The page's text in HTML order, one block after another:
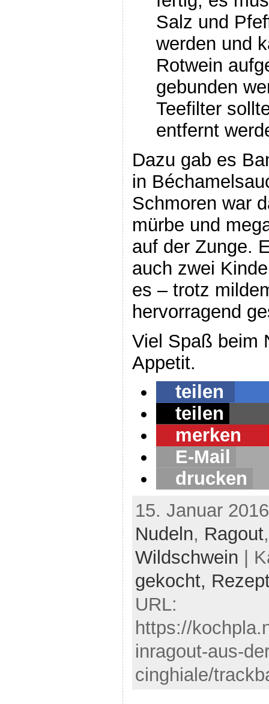
Salz und
werden und
Rotwein
gebunden
Teefilter
entfernt
Dazu gab es
in
Schmoren war
mürbe und
auf der Zunge.
auch zwei
es – trotz
hervorragend
Viel Spaß beim
Appetit.
teilen
teilen
merken
E-Mail
drucken
15. Januar
Nudeln, Ragout
Wildschwein |
gekocht,
URL:
https://
inragout-aus-
cinghiale/